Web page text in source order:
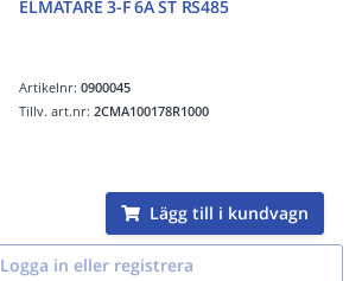
ELMÄTARE 3-F 6A ST RS485
Artikelnr:0900045
Tillv. art.nr:2CMA100178R1000
Lägg till i kundvagn
Logga in eller registrera